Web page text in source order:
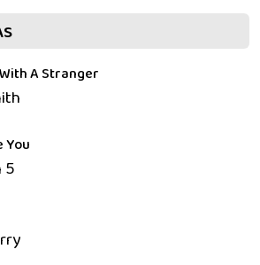
A Stranger
You
5